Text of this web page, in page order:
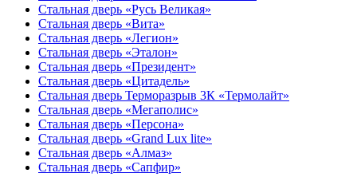
Стальная дверь «Русь Великая»
Стальная дверь «Вита»
Стальная дверь «Легион»
Стальная дверь «Эталон»
Стальная дверь «Президент»
Стальная дверь «Цитадель»
Стальная дверь Терморазрыв 3К «Термолайт»
Стальная дверь «Мегаполис»
Стальная дверь «Персона»
Стальная дверь «Grand Lux lite»
Стальная дверь «Алмаз»
Стальная дверь «Сапфир»